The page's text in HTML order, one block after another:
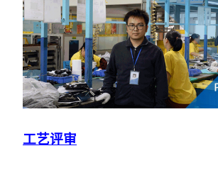
工艺评审